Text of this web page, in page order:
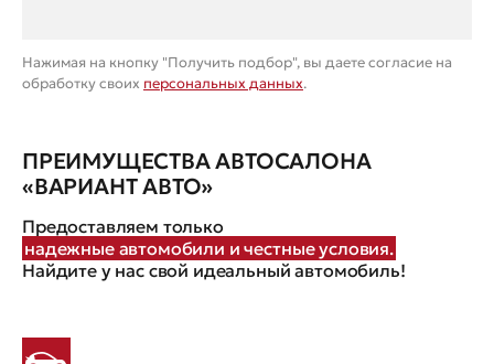
Нажимая на кнопку "Получить подбор", вы даете согласие на
обработку своих персональных данных.
ПРЕИМУЩЕСТВА АВТОСАЛОНА
«ВАРИАНТ АВТО»
Предоставляем только
надежные автомобили и честные условия.
Найдите у нас свой идеальный автомобиль!